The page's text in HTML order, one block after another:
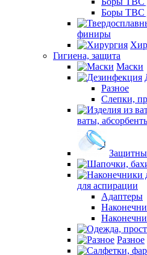
Боры ТВС
финиры
Гигиена, защита
Маски
Разное
Слепки,
ваты,
для аспирации
Адаптеры
Разное